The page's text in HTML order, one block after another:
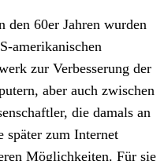
60er Jahren wurden
amerikanischen
zur Verbesserung der
aber auch zwischen
die damals an
später zum Internet
Möglichkeiten. Für sie